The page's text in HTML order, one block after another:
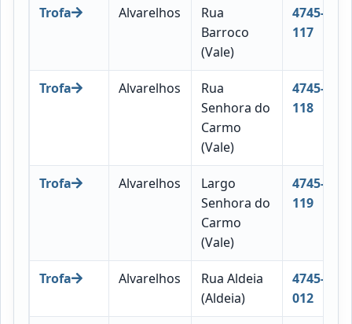
Trofa Alvarelhos
Rua
Barroco
(Vale)
4745-
117
Trofa Alvarelhos
Rua
Senhora do
Carmo
(Vale)
4745-
118
Trofa Alvarelhos
Largo
Senhora do
Carmo
(Vale)
4745-
119
Trofa Alvarelhos
Rua Aldeia
(Aldeia)
4745-
012